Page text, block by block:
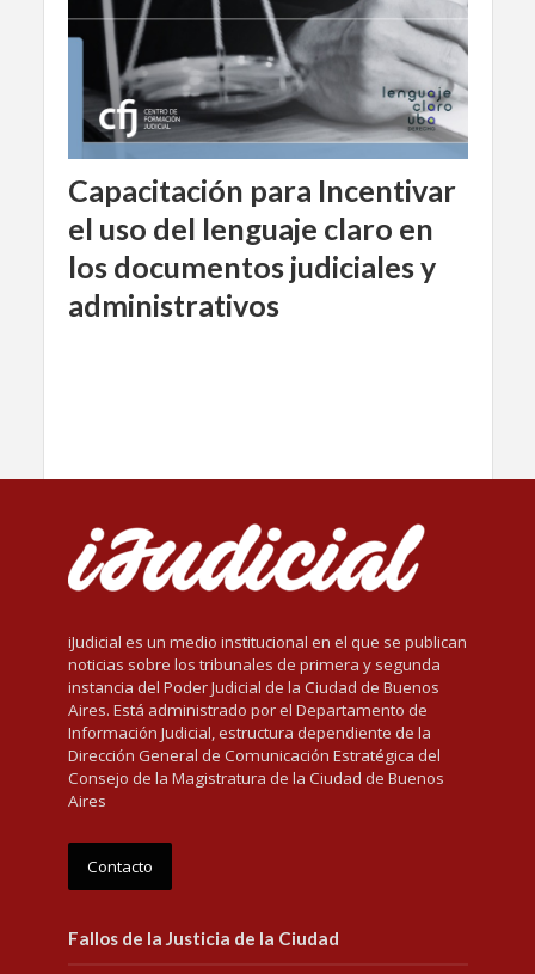
Capacitación para Incentivar
el uso del lenguaje claro en
los documentos judiciales y
administrativos
iJudicial es un medio institucional en el que se publican
noticias sobre los tribunales de primera y segunda
instancia del Poder Judicial de la Ciudad de Buenos
Aires. Está administrado por el Departamento de
Información Judicial, estructura dependiente de la
Dirección General de Comunicación Estratégica del
Consejo de la Magistratura de la Ciudad de Buenos
Aires
Contacto
Fallos de la Justicia de la Ciudad